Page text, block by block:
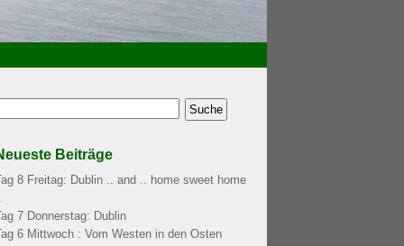
Beiträge
8 Freitag: Dublin .. and .. home sweet home
7 Donnerstag: Dublin
6 Mittwoch : Vom Westen in den Osten